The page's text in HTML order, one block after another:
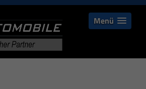
Menü